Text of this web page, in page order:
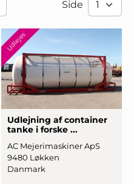
Side
Udlejes
Udlejning af container
tanke i forske ...
AC Mejerimaskiner ApS
9480 Løkken
Danmark